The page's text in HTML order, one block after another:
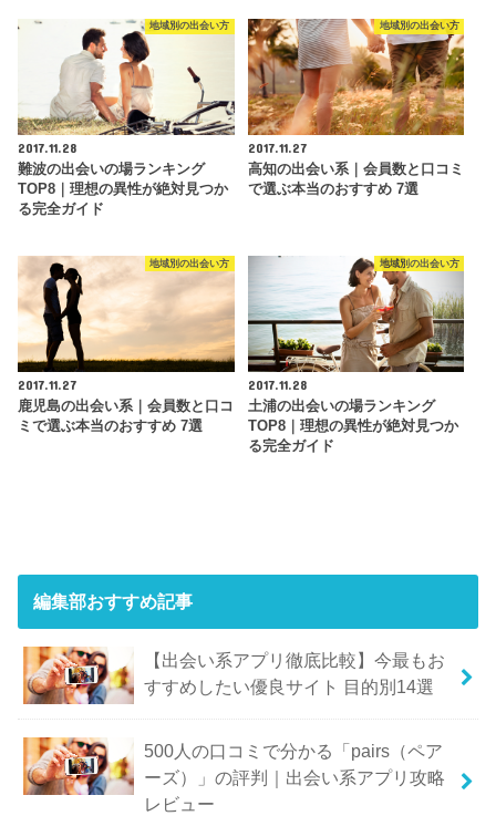
地域別の出会い方
2017.11.28
難波の出会いの場ランキング
TOP8｜理想の異性が絶対見つか
る完全ガイド
地域別の出会い方
2017.11.27
高知の出会い系｜会員数と口コミ
で選ぶ本当のおすすめ 7選
地域別の出会い方
2017.11.27
鹿児島の出会い系｜会員数と口コ
ミで選ぶ本当のおすすめ 7選
地域別の出会い方
2017.11.28
土浦の出会いの場ランキング
TOP8｜理想の異性が絶対見つか
る完全ガイド
編集部おすすめ記事
【出会い系アプリ徹底比較】今最もお
すすめしたい優良サイト 目的別14選
500人の口コミで分かる「pairs（ペア
ーズ）」の評判｜出会い系アプリ攻略
レビュー